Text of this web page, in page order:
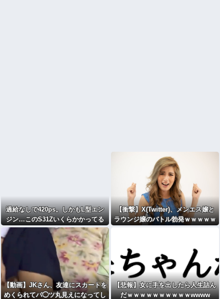
過給なしで420ps。しかもL型エン
ジン…このS31Zいくらかかってる
んだ… [422186189]
【衝撃】X(Twitter)、メンエス嬢と
ラウンジ嬢のバトル勃発ｗｗｗｗｗ
【動画】JKさん、友達にスカートを
めくられてパ◯ツ丸見えになってし
【悲報】女に手を出したら人生詰ん
だｗｗｗｗｗｗｗｗｗｗwwww